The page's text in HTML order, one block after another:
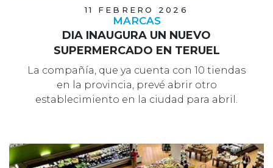
11 FEBRERO 2026
MARCAS
DIA INAUGURA UN NUEVO
SUPERMERCADO EN TERUEL
La compañía, que ya cuenta con 10 tiendas
en la provincia, prevé abrir otro
establecimiento en la ciudad para abril.